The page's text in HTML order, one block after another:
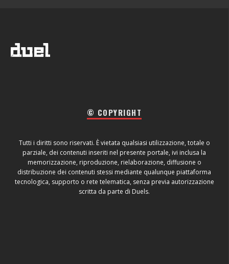
© COPYRIGHT
Tutti i diritti sono riservati. È vietata qualsiasi utilizzazione, totale o
parziale, dei contenuti inseriti nel presente portale, ivi inclusa la
memorizzazione, riproduzione, rielaborazione, diffusione o
distribuzione dei contenuti stessi mediante qualunque piattaforma
tecnologica, supporto o rete telematica, senza previa autorizzazione
scritta da parte di Duels.